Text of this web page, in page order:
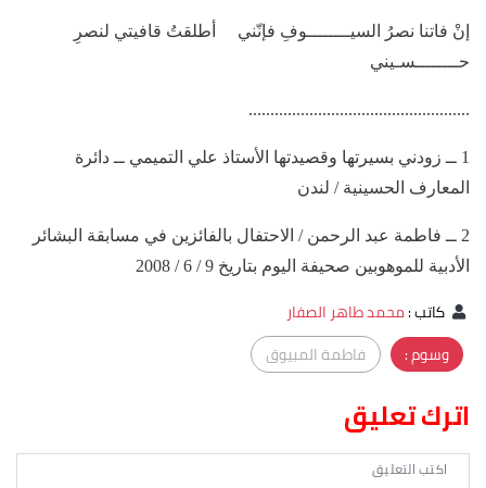
إنْ فاتنا نصرُ السيــــــــوفِ فإنّني أطلقتُ قافيتي لنصرِ
حــــــــسـيني
...................................................
1 ــ زودني بسيرتها وقصيدتها الأستاذ علي التميمي ــ دائرة
المعارف الحسينية / لندن
2 ــ فاطمة عبد الرحمن / الاحتفال بالفائزين في مسابقة البشائر
الأدبية للموهوبين صحيفة اليوم بتاريخ 9 / 6 / 2008
كاتب:محمد طاهر الصفار
وسوم :
فاطمة المبيوق
اترك تعليق